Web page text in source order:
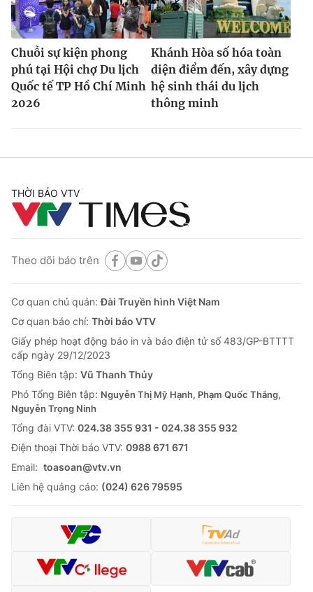
Chuỗi sự kiện phong
phú tại Hội chợ Du lịch
Quốc tế TP Hồ Chí Minh
2026
Khánh Hòa số hóa toàn
diện điểm đến, xây dựng
hệ sinh thái du lịch
thông minh
THỜI BÁO VTV
Theo dõi báo trên
Cơ quan chủ quản:Đài Truyền hình Việt Nam
Cơ quan báo chí: Thời báo VTV
Giấy phép hoạt động báo in và báo điện tử số 483/GP-BTTTT
cấp ngày 29/12/2023
Tổng Biên tập: Vũ Thanh Thủy
Phó Tổng Biên tập: Nguyễn Thị Mỹ Hạnh, Phạm Quốc Thắng,
Nguyễn Trọng Ninh
Tổng đài VTV: 024.38 355 931 - 024.38 355 932
Ðiện thoại Thời báo VTV: 0988 671 671
Email: toasoan@vtv.vn
Liên hệ quảng cáo: (024) 626 79595